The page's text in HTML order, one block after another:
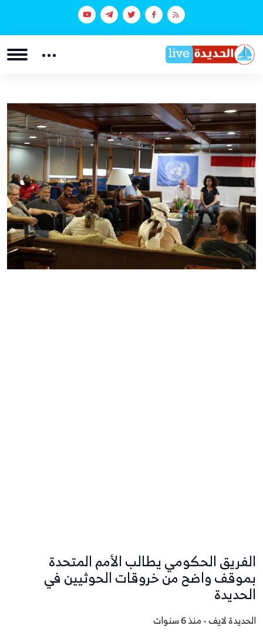
الفريق الحكومي يطالب الأمم المتحدة
بموقف واضح من خروقات الحوثيين في
الحديدة
الحديدة لايف - منذ 6 سنوات